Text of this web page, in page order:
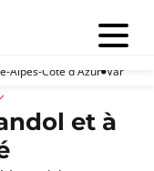
Menu
Alpes-Côte d'Azur Var
et à